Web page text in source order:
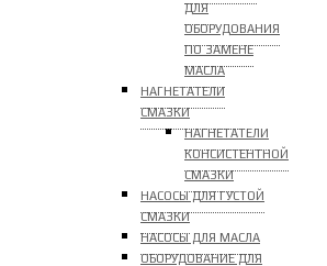
ДЛЯ
ОБОРУДОВАНИЯ
ПО ЗАМЕНЕ
МАСЛА
НАГНЕТАТЕЛИ
СМАЗКИ
НАГНЕТАТЕЛИ
КОНСИСТЕНТНОЙ
СМАЗКИ
НАСОСЫ ДЛЯ ГУСТОЙ
СМАЗКИ
НАСОСЫ ДЛЯ МАСЛА
ОБОРУДОВАНИЕ ДЛЯ